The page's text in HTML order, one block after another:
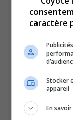
caractère
Stocker
appareil
En